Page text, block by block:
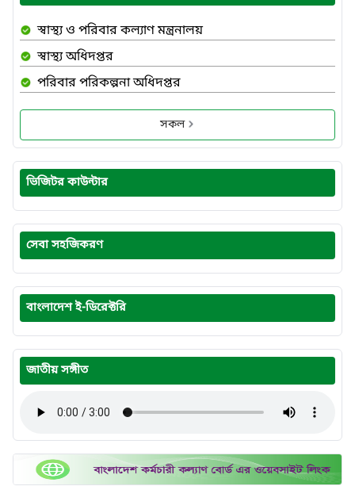
স্বাস্থ্য ও পরিবার কল্যাণ মন্ত্রনালয়
স্বাস্থ্য অধিদপ্তর
পরিবার পরিকল্পনা অধিদপ্তর
সকল
ভিজিটর কাউন্টার
সেবা সহজিকরণ
বাংলাদেশ ই-ডিরেক্টরি
জাতীয় সঙ্গীত